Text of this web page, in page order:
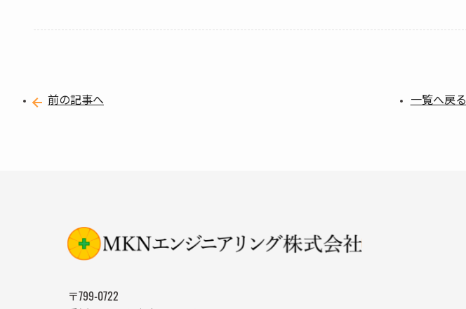
前の記事へ 一覧へ戻る
〒799-0722